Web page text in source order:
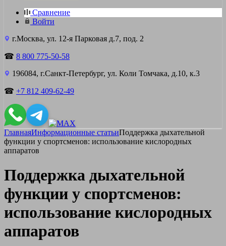
Сравнение
Войти
г.Москва, ул. 12-я Парковая д.7, под. 2
☎ 8 800 775-50-58
196084, г.Санкт-Петербург, ул. Коли Томчака, д.10, к.3
☎ +7 812 409-62-49
ГлавнаяИнформационные статьиПоддержка дыхательной
функции у спортсменов: использование кислородных
аппаратов
Поддержка дыхательной
функции у спортсменов:
использование кислородных
аппаратов